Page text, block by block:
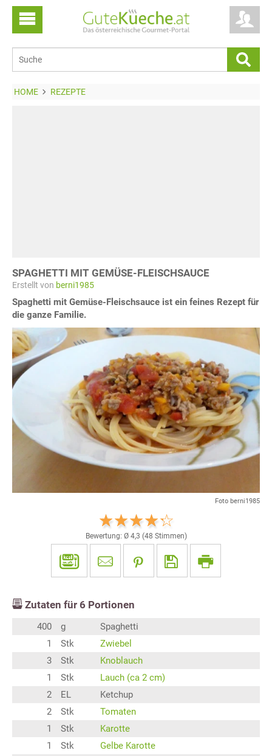
HOME REZEPTE
SPAGHETTI MIT GEMÜSE-FLEISCHSAUCE
Erstellt von berni1985
Spaghetti mit Gemüse-Fleischsauce ist ein feines Rezept für
die ganze Familie.
Foto berni1985
Bewertung: Ø 4,3 (48 Stimmen)
Zutaten für 6 Portionen
400 g
Spaghetti
1
Stk
Zwiebel
3
Stk
Knoblauch
1
Stk
Lauch (ca 2 cm)
2
EL
Ketchup
2
Stk
Tomaten
1
Stk
Karotte
1
Stk
Gelbe Karotte